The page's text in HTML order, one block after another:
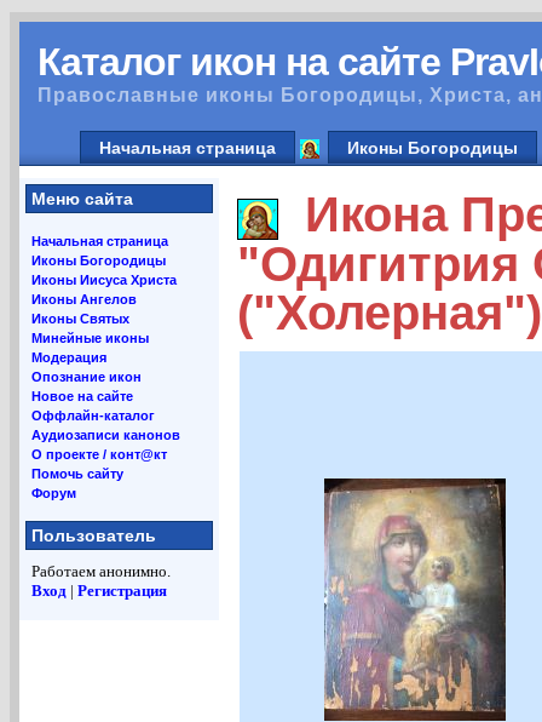
Каталог икон на сайте
Православные иконы Богородицы, Христа,
Начальная страница Иконы Богородицы
Меню сайта
Начальная страница
Иконы Богородицы
Иконы Иисуса Христа
Иконы Ангелов
Иконы Святых
Минейные иконы
Модерация
Опознание икон
Новое на сайте
Оффлайн-каталог
Аудиозаписи канонов
О проекте / конт@кт
Помочь сайту
Форум
Пользователь
Работаем анонимно.
Вход | Регистрация
Икона
"Одигитрия